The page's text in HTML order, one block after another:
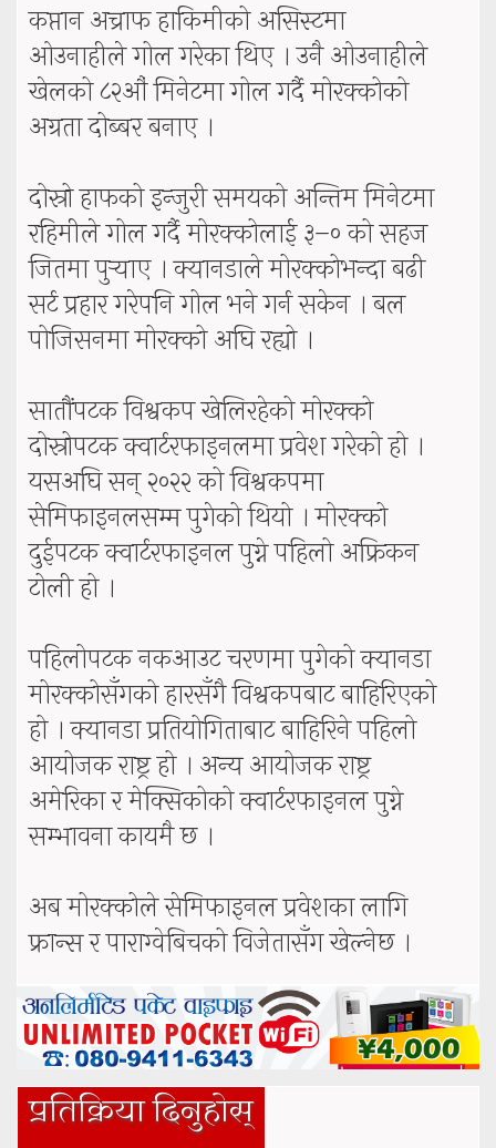
कप्तान अच्राफ हाकिमीको असिस्टमा
ओउनाहीले गोल गरेका थिए । उनै ओउनाहीले
खेलको ८२औं मिनेटमा गोल गर्दै मोरक्कोको
अग्रता दोब्बर बनाए ।
दोस्रो हाफको इन्जुरी समयको अन्तिम मिनेटमा
रहिमीले गोल गर्दै मोरक्कोलाई ३–० को सहज
जितमा पुर्‍याए । क्यानडाले मोरक्कोभन्दा बढी
सर्ट प्रहार गरेपनि गोल भने गर्न सकेन । बल
पोजिसनमा मोरक्को अघि रह्यो ।
सातौंपटक विश्वकप खेलिरहेको मोरक्को
दोस्रोपटक क्वार्टरफाइनलमा प्रवेश गरेको हो ।
यसअघि सन् २०२२ को विश्वकपमा
सेमिफाइनलसम्म पुगेको थियो । मोरक्को
दुईपटक क्वार्टरफाइनल पुग्ने पहिलो अफ्रिकन
टोली हो ।
पहिलोपटक नकआउट चरणमा पुगेको क्यानडा
मोरक्कोसँगको हारसँगै विश्वकपबाट बाहिरिएको
हो । क्यानडा प्रतियोगिताबाट बाहिरिने पहिलो
आयोजक राष्ट्र हो । अन्य आयोजक राष्ट्र
अमेरिका र मेक्सिकोको क्वार्टरफाइनल पुग्ने
सम्भावना कायमै छ ।
अब मोरक्कोले सेमिफाइनल प्रवेशका लागि
फ्रान्स र पाराग्वेबिचको विजेतासँग खेल्नेछ ।
प्रतिक्रिया दिनुहोस्